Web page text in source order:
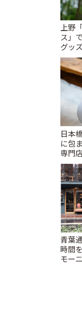
上野
ス」
グッ
日本
に包
専門
とり
青葉
時間
モー